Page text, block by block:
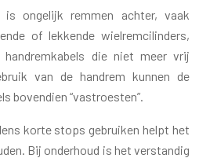
ongelijk remmen achter, vaak
of lekkende wielremcilinders,
die niet meer vrij
van de handrem kunnen de
bovendien “vastroesten”.
korte stops gebruiken helpt het
Bij onderhoud is het verstandig